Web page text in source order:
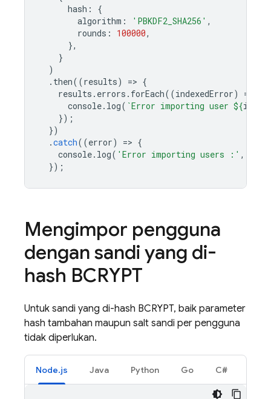
hash :
{
algorithm : 'PBKDF2_SHA256' ,
rounds : 100000,
},
}
)
. then((results) => {
results . errors . forEach((indexedError) =
console. log( `Error importing user ${
});
})
.catch((error) => {
console. log( 'Error importing users :' ,
});
Mengimpor pengguna
dengan sandi yang di-
hash BCRYPT
Untuk sandi yang di-hash BCRYPT, baik parameter
hash tambahan maupun salt sandi per pengguna
tidak diperlukan.
Node.js Java Python Go C#